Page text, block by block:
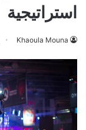
استراتيجية
Khaoula Mouna